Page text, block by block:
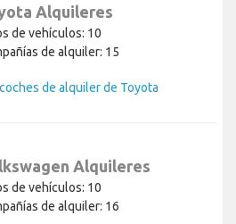
Alquileres
de vehículos: 10
de alquiler: 15
de alquiler de Toyota
Alquileres
de vehículos: 10
de alquiler: 16